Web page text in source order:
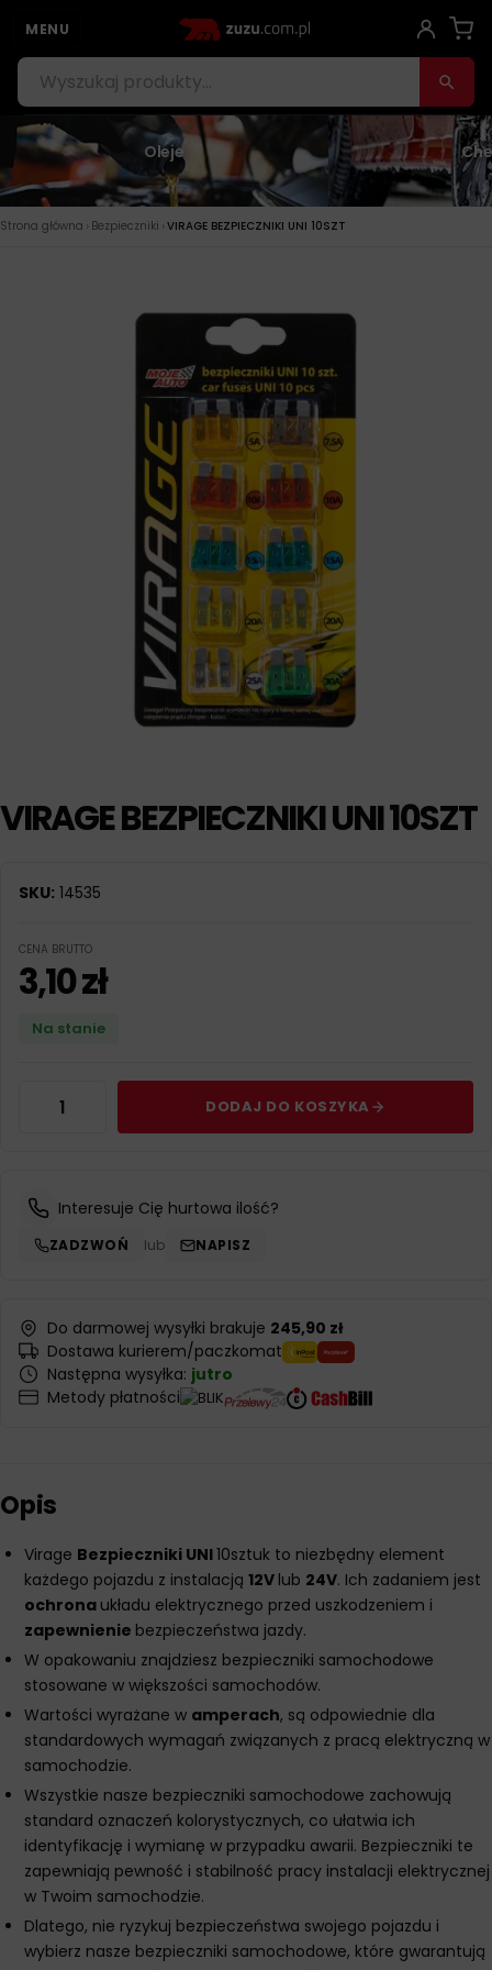
MENU
Oleje
Strona główna › Bezpieczniki › VIRAGE BEZPIECZNIKI UNI 10SZT
VIRAGE BEZPIECZNIKI UNI 10SZT
SKU: 14535
CENA BRUTTO
3,10zł
Na stanie
DODAJ DO KOSZYKA
Interesuje Cię hurtowa ilość?
ZADZWOŃ lub NAPISZ
Do darmowej wysyłki brakuje 245,90 zł
Dostawa kurierem/paczkomat
Następna wysyłka: jutro
Metody płatności
Opis
Virage Bezpieczniki UNI10sztuk to niezbędny element
każdego pojazdu z instalacją 12V lub 24V. Ich zadaniem jest
ochrona układu elektrycznego przed uszkodzeniem i
zapewnienie bezpieczeństwa jazdy.
W opakowaniu znajdziesz bezpieczniki samochodowe
stosowane w większości samochodów.
Wartości wyrażane w amperach, są odpowiednie dla
standardowych wymagań związanych z pracą elektryczną w
samochodzie.
Wszystkie nasze bezpieczniki samochodowe zachowują
standard oznaczeń kolorystycznych, co ułatwia ich
identyfikację i wymianę w przypadku awarii. Bezpieczniki te
zapewniają pewność i stabilność pracy instalacji elektrycznej
w Twoim samochodzie.
Dlatego, nie ryzykuj bezpieczeństwa swojego pojazdu i
wybierz nasze bezpieczniki samochodowe, które gwarantują